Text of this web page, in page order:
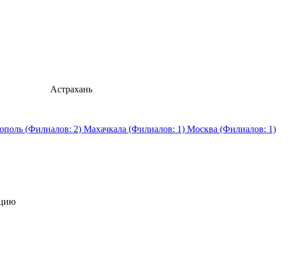
Астрахань
(Филиалов: 2) Махачкала (Филиалов: 1) Москва (Филиалов: 1)